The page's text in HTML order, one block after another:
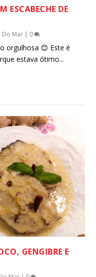
ESCABECHE DE
Do Mar | 0
orgulhosa 😊 Este é
estava ótimo...
GENGIBRE E